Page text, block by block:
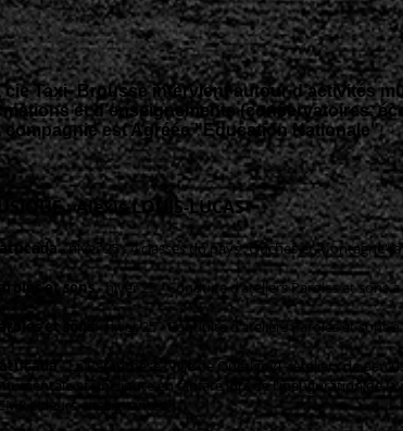
cie Taxi- Brousse intervient autour d’activités
et d’enseignements (conservatoires,
compagnie est Agréée "Education Nationale".
: Alexis LOUIS-LUCAS
- hiver 25 - 4 classes du pays "Ouches et Montagne"
et sons- hiver 25 - Conduite d'ateliers Paroles et sons
Paroles et sons - hiver 25 - Conduite d'ateliers Paroles et sons
- La Parenthèse (Ville de Quetigny) - Ateliers de
et une joute en fanfare lors de l'inauguration de la
et leurs enseignantes.